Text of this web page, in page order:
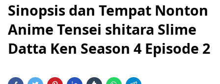
Sinopsis dan Tempat Nonton
Anime Tensei shitara Slime
Datta Ken Season 4 Episode 2